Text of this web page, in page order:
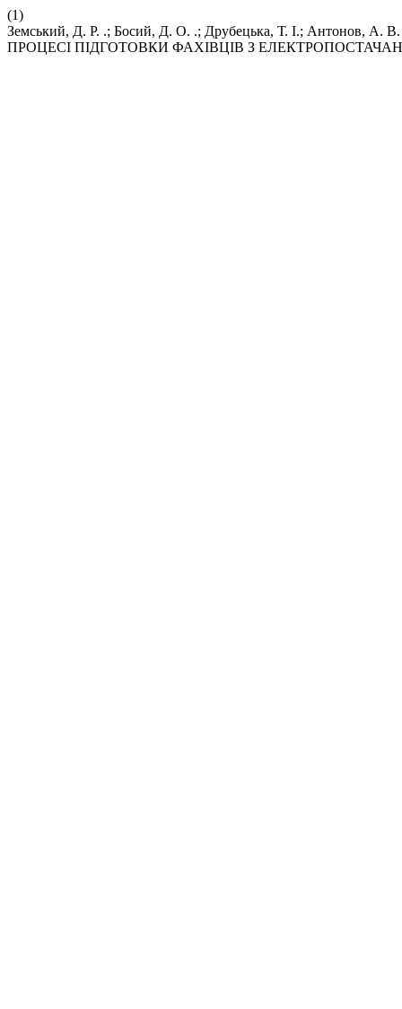
(1)
Земський, Д. Р. .; Босий, Д. О. .; Друбецька, Т. І.;
ПРОЦЕСІ ПІДГОТОВКИ ФАХІВЦІВ З